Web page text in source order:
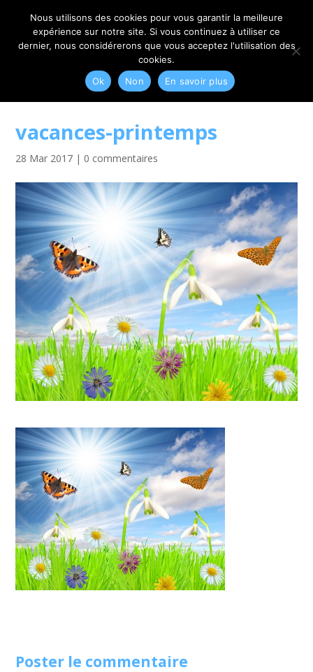
06 79 42 10 00 CONTACT@MYRIAM-CORBET.NET
vacances-printemps
28 Mar 2017 | 0 commentaires
Poster le commentaire
Nous utilisons des cookies pour vous garantir la meilleure
expérience sur notre site. Si vous continuez à utiliser ce
dernier, nous considérerons que vous acceptez l'utilisation des
cookies.
Ok
Non En savoir plus